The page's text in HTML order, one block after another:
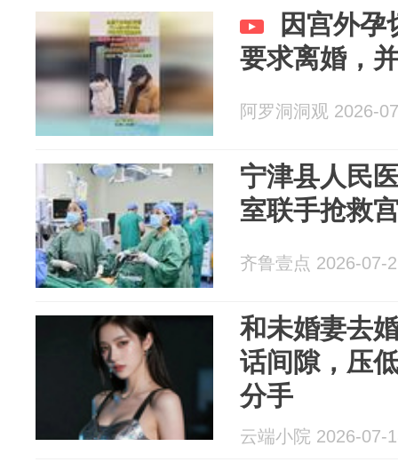
因宫外孕
要求离婚，
阿罗洞洞观 2026-
宁津县人民
室联手抢救
齐鲁壹点 2026-07-
和未婚妻去
话间隙，压
分手
云端小院 2026-07-